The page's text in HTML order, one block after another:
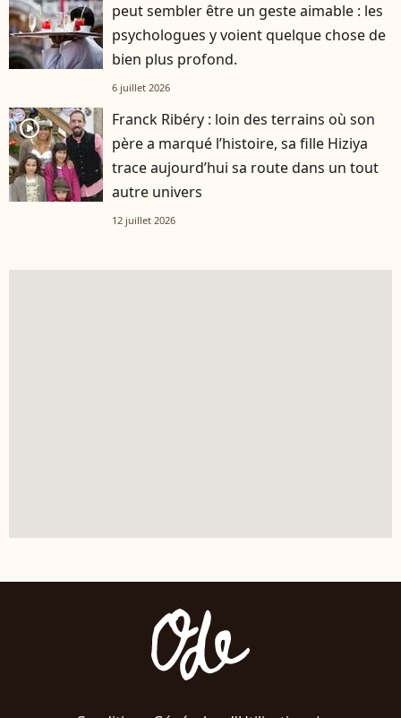
peut sembler être un geste aimable : les
psychologues y voient quelque chose de
bien plus profond.
6 juillet 2026
player2
Franck Ribéry : loin des terrains où son
père a marqué l’histoire, sa fille Hiziya
trace aujourd’hui sa route dans un tout
autre univers
12 juillet 2026